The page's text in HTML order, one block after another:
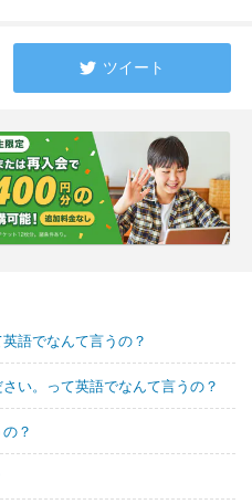
ツイート
語でなんて言うの？
い。って英語でなんて言うの？
？